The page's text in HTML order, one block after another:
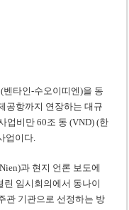
타인-수오이띠엔)을 동
공항까지 연장하는 대규
업비만 60조 동 (VND) (한
업이다.
과 현지 언론 보도에
린 임시회의에서 동나이
관 기관으로 선정하는 방